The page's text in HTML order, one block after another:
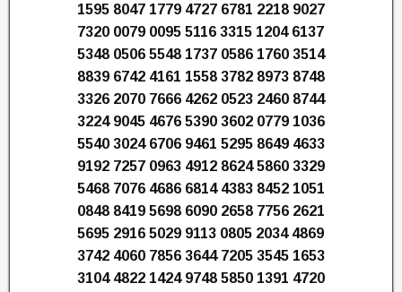
1595 8047 1779 4727 6781 2218 9027
7320 0079 0095 5116 3315 1204 6137
5348 0506 5548 1737 0586 1760 3514
8839 6742 4161 1558 3782 8973 8748
3326 2070 7666 4262 0523 2460 8744
3224 9045 4676 5390 3602 0779 1036
5540 3024 6706 9461 5295 8649 4633
9192 7257 0963 4912 8624 5860 3329
5468 7076 4686 6814 4383 8452 1051
0848 8419 5698 6090 2658 7756 2621
5695 2916 5029 9113 0805 2034 4869
3742 4060 7856 3644 7205 3545 1653
3104 4822 1424 9748 5850 1391 4720